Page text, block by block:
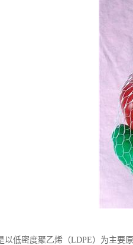
以低密度聚乙烯（LDPE）为主要